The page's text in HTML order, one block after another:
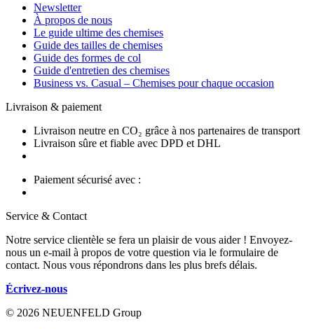
Newsletter
À propos de nous
Le guide ultime des chemises
Guide des tailles de chemises
Guide des formes de col
Guide d'entretien des chemises
Business vs. Casual – Chemises pour chaque occasion
Livraison & paiement
Livraison neutre en CO₂ grâce à nos partenaires de transport
Livraison sûre et fiable avec DPD et DHL
Paiement sécurisé avec :
Service & Contact
Notre service clientèle se fera un plaisir de vous aider ! Envoyez-
nous un e-mail à propos de votre question via le formulaire de
contact. Nous vous répondrons dans les plus brefs délais.
Écrivez-nous
© 2026 NEUENFELD Group